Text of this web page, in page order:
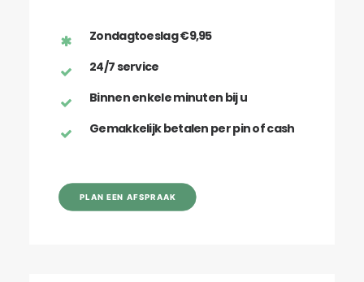
Zondagtoeslag €9,95
24/7 service
Binnen enkele minuten bij u
Gemakkelijk betalen per pin of cash
PLAN EEN AFSPRAAK